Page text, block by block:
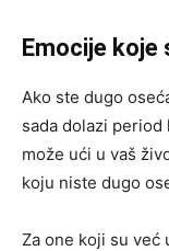
Emocije koje
Ako ste dugo
sada dolazi period
može ući u vaš
koju niste dugo
Za one koji su već